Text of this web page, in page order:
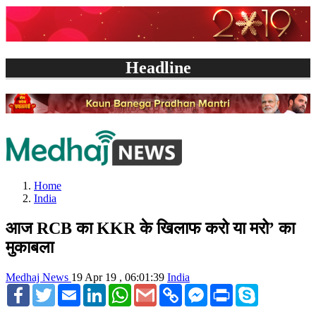
Headline
Home
India
आज RCB का KKR के खिलाफ करो या मरो’ का
मुकाबला
Medhaj News 19 Apr 19 , 06:01:39 India
Facebook
TwitterEmail LinkedInWhatsApp
Gmail Copy
Link
Facebook
Messenger
Print